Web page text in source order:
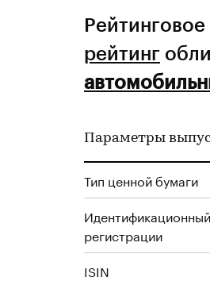
рейтинг
Параметры
Тип ценной бумаги
регистрации
ISIN